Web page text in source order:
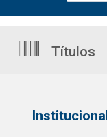
Títulos